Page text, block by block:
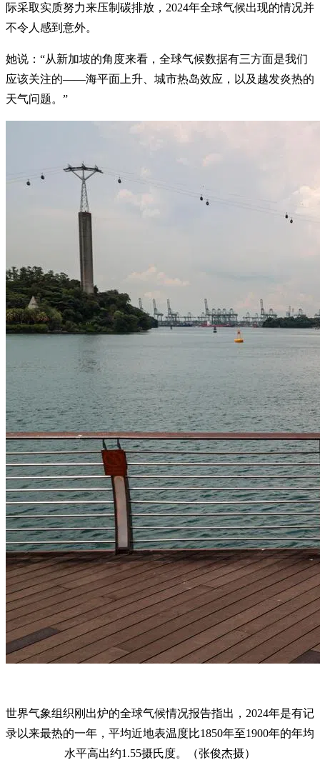
际采取实质努力来压制碳排放，2024年全球气候出现的情况并
不令人感到意外。
她说：“从新加坡的角度来看，全球气候数据有三方面是我们
应该关注的——海平面上升、城市热岛效应，以及越发炎热的
天气问题。”
世界气象组织刚出炉的全球气候情况报告指出，2024年是有记
录以来最热的一年，平均近地表温度比1850年至1900年的年均
水平高出约1.55摄氏度。（张俊杰摄）